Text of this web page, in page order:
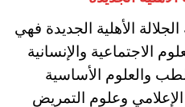
الأهلية الجديدة فهي
الاجتماعية والإنسانية
والعلوم الأساسية
الإعلامي وعلوم التمريض